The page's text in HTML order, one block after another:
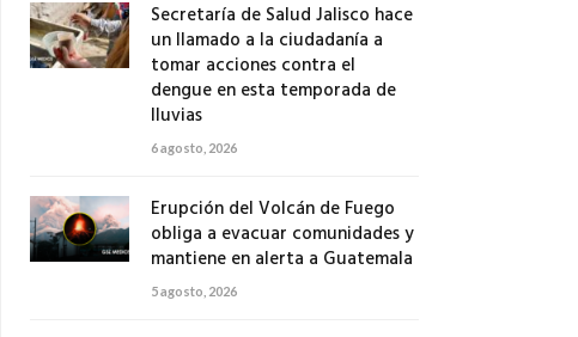
Secretaría de Salud Jalisco hace
un llamado a la ciudadanía a
tomar acciones contra el
dengue en esta temporada de
lluvias
6 agosto, 2026
Erupción del Volcán de Fuego
obliga a evacuar comunidades y
mantiene en alerta a Guatemala
5 agosto, 2026